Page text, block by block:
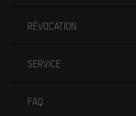
RÉVOCATION
SERVICE
FAQ